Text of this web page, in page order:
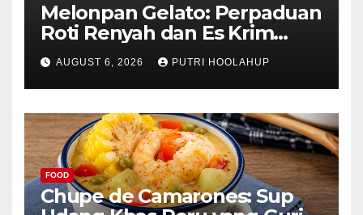
Melonpan Gelato: Perpaduan
Roti Renyah dan Es Krim
Lembut yang Menggoda
AUGUST 6, 2026 PUTRI HOOLAHUP
FOOD
Chupe de Camarones: Sup